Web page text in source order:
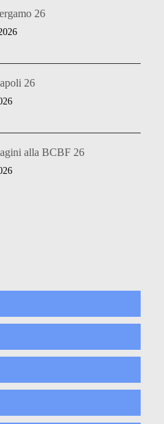
26
26
alla BCBF 26